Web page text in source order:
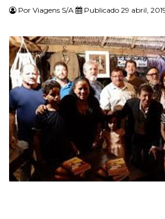
Por Viagens S/A Publicado 29 abril,